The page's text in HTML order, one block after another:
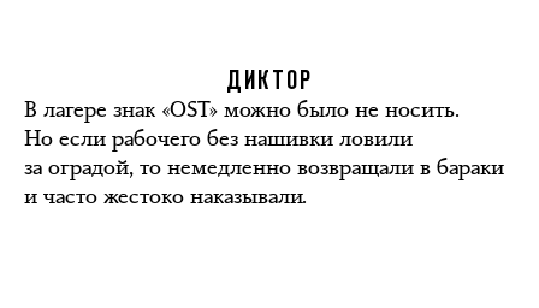
ДИКТОР
В лагере знак «OST» можно было не носить.
Но если рабочего без нашивки ловили
за оградой, то немедленно возвращали в бараки
и часто жестоко наказывали.